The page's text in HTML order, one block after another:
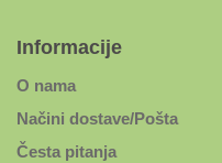
Informacije
O nama
Načini dostave/Pošta
Česta pitanja